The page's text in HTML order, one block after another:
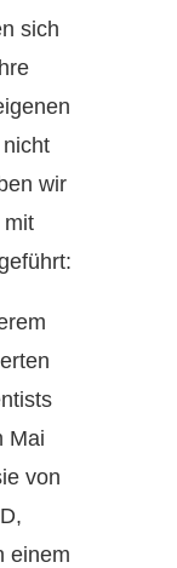
sich
wir
mit
Mai
von
einem